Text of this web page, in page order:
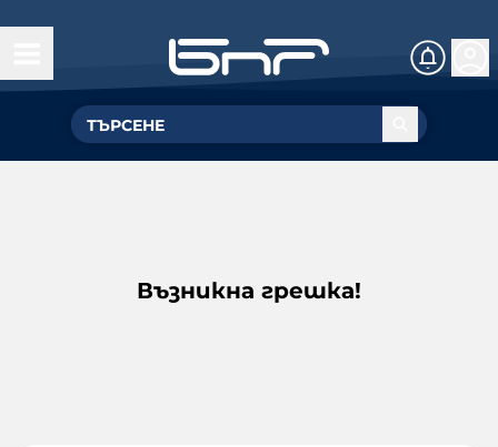
Възникна грешка!